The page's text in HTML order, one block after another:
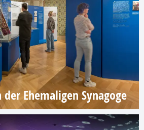
Ehemaligen Synagoge